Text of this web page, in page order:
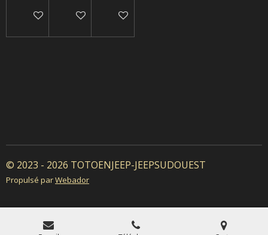
Ajouter au panierAjouter au panierAjouter au panier
© 2023 - 2026 TOTOENJEEP-JEEPSUDOUEST
Propulsé parWebador